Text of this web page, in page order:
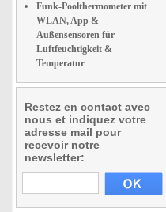
Funk-Poolthermometer mit
WLAN, App &
Außensensoren für
Luftfeuchtigkeit &
Temperatur
Restez en contact avec
nous et indiquez votre
adresse mail pour
recevoir notre
newsletter: